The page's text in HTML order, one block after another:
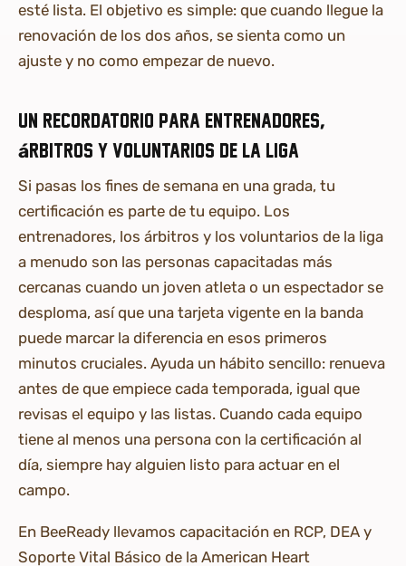
esté lista. El objetivo es simple: que cuando llegue la
renovación de los dos años, se sienta como un
ajuste y no como empezar de nuevo.
Un recordatorio para entrenadores,
árbitros y voluntarios de la liga
Si pasas los fines de semana en una grada, tu
certificación es parte de tu equipo. Los
entrenadores, los árbitros y los voluntarios de la liga
a menudo son las personas capacitadas más
cercanas cuando un joven atleta o un espectador se
desploma, así que una tarjeta vigente en la banda
puede marcar la diferencia en esos primeros
minutos cruciales. Ayuda un hábito sencillo: renueva
antes de que empiece cada temporada, igual que
revisas el equipo y las listas. Cuando cada equipo
tiene al menos una persona con la certificación al
día, siempre hay alguien listo para actuar en el
campo.
En BeeReady llevamos capacitación en RCP, DEA y
Soporte Vital Básico de la American Heart